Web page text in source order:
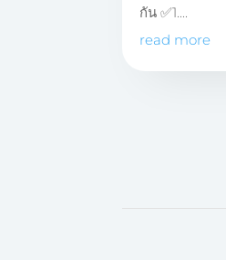
กัน ✅️1....
read more